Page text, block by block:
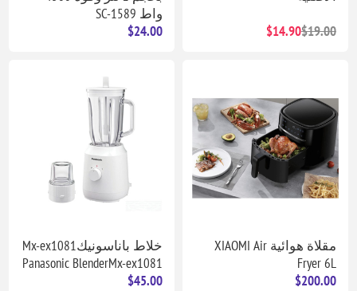
$19.00
$14.90
واط SC-1589
$24.00
مقلاة هوائية XIAOMI Air
Fryer 6L
$200.00
خلاط باناسونيكMx-ex1081
Panasonic BlenderMx-ex1081
$45.00